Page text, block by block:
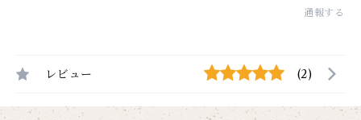
通報する
レビュー (2)